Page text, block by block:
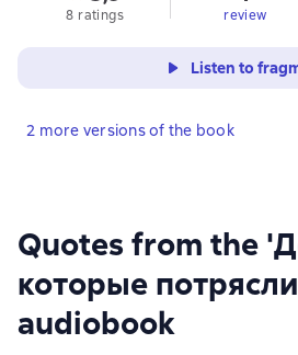
Quotes from the
которые
audiobook
8 ratings review
Listen to
2 more versions of the book